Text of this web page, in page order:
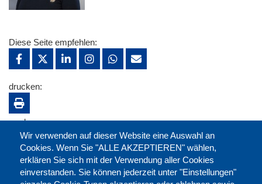
Wir verwenden auf dieser Website eine Auswahl an
Cookies. Wenn Sie "ALLE AKZEPTIEREN" wählen,
erklären Sie sich mit der Verwendung aller Cookies
einverstanden. Sie können jederzeit unter "Einstellungen"
Diese Seite empfehlen:
drucken:
merken: